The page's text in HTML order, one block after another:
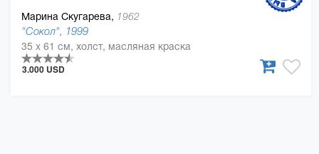
Марина Скугарева, 1962
"Сокол", 1999
35 x 61 см, холст, масляная краска
3.000 USD